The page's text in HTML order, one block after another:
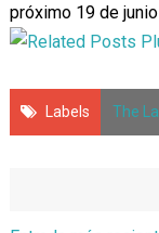
próximo 19 de
Labels The